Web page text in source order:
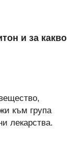
и за какво
към група
лекарства.